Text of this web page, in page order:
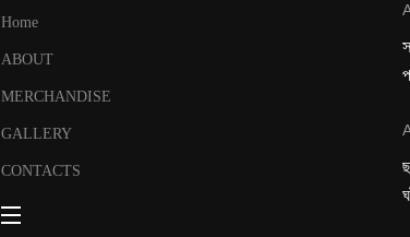
Home
ABOUT
MERCHANDISE
GALLERY
CONTACTS